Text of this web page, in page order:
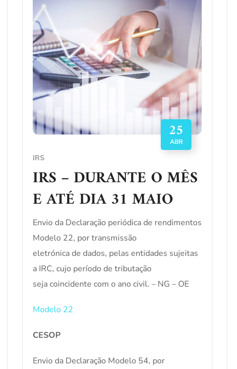
25
ABR
IRS
IRS – DURANTE O MÊS
E ATÉ DIA 31 MAIO
Envio da Declaração periódica de rendimentos
Modelo 22, por transmissão
eletrónica de dados, pelas entidades sujeitas
a IRC, cujo período de tributação
seja coincidente com o ano civil. – NG – OE
Modelo 22
CESOP
Envio da Declaração Modelo 54, por